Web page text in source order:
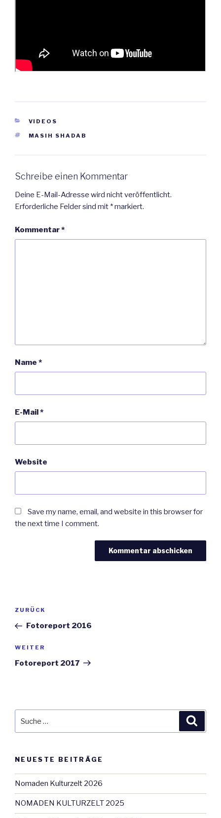
KATEGORIEN
VIDEOS
SCHLAGWÖRTER
MASIH SHADAB
Schreibe einen Kommentar
Deine E-Mail-Adresse wird nicht veröffentlicht.
Erforderliche Felder sind mit *markiert.
Kommentar*
Name *
E-Mail*
Website
Save my name, email, and website in this browser for
the next time I comment.
Beitrags-
Vorheriger
Beitrag
ZURÜCK
Fotoreport 2016
Nächster
Beitrag
WEITER
Fotoreport 2017
nach:
NEUESTE BEITRÄGE
Nomaden Kulturzelt 2026
NOMADEN KULTURZELT 2025